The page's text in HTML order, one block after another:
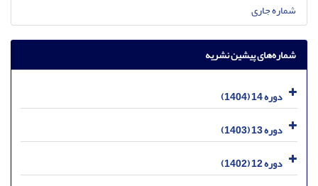
شماره جاری
شماره‌های پیشین نشریه
دوره 14 (1404)
دوره 13 (1403)
دوره 12 (1402)